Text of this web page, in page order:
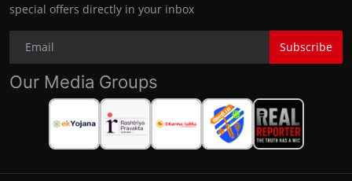
special offers directly in your inbox
Subscribe
Our Media Groups